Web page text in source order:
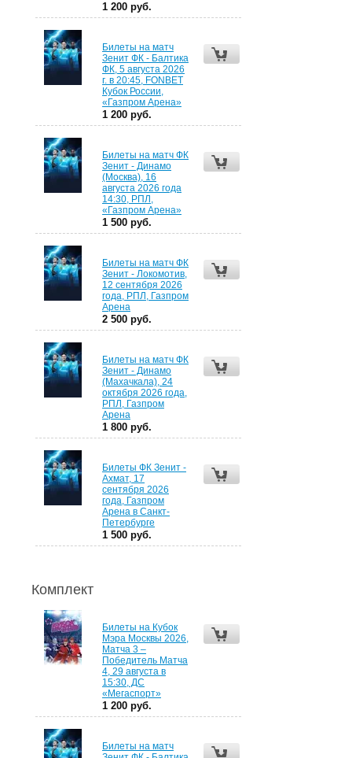
1 200 руб.
Билеты на матч
Зенит ФК - Балтика
ФК, 5 августа 2026
г. в 20:45, FONBET
Кубок России,
«Газпром Арена»
1 200 руб.
Билеты на матч ФК
Зенит - Динамо
(Москва), 16
августа 2026 года
14:30, РПЛ,
«Газпром Арена»
1 500 руб.
Билеты на матч ФК
Зенит - Локомотив,
12 сентября 2026
года, РПЛ, Газпром
Арена
2 500 руб.
Билеты на матч ФК
Зенит - Динамо
(Махачкала), 24
октября 2026 года,
РПЛ, Газпром
Арена
1 800 руб.
Билеты ФК Зенит -
Ахмат, 17
сентября 2026
года, Газпром
Арена в Санкт-
Петербурге
1 500 руб.
Комплект
Билеты на Кубок
Мэра Москвы 2026,
Матча 3 –
Победитель Матча
4, 29 августа в
15:30, ДС
«Мегаспорт»
1 200 руб.
Билеты на матч